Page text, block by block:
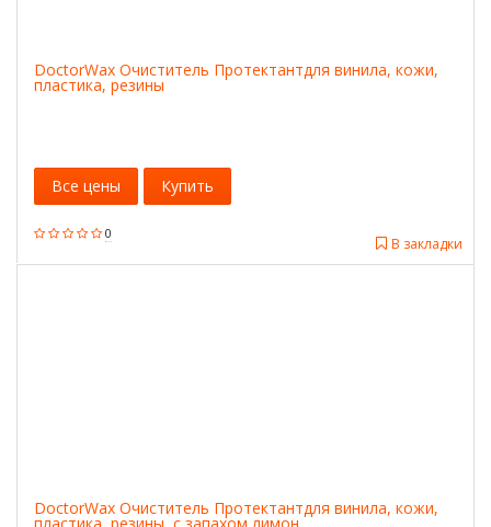
DoctorWax Очиститель Протектантдля винила, кожи,
пластика, резины
0
В закладки
Все цены Купить
DoctorWax Очиститель Протектантдля винила, кожи,